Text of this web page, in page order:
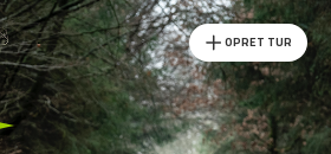
OPRET TUR